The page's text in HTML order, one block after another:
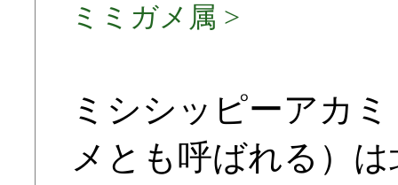
ミミガメ属 >
ミシシッピーアカ
メとも呼ばれる）